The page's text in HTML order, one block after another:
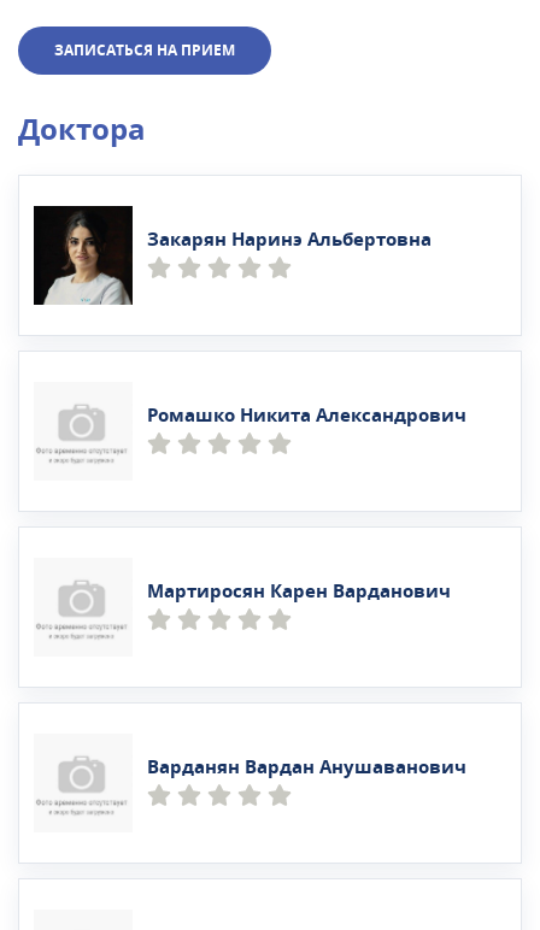
ЗАПИСАТЬСЯ НА ПРИЕМ
Доктора
Закарян Наринэ Альбертовна
Ромашко Никита Александрович
Мартиросян Карен Варданович
Варданян Вардан Анушаванович